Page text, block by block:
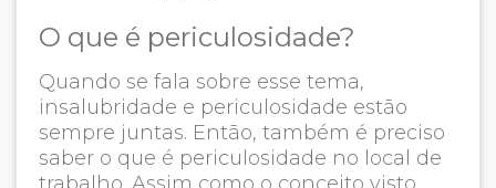
O que é periculosidade?
Quando se fala sobre esse tema,
insalubridade e periculosidade estão
sempre juntas. Então, também é preciso
saber o que é periculosidade no local de